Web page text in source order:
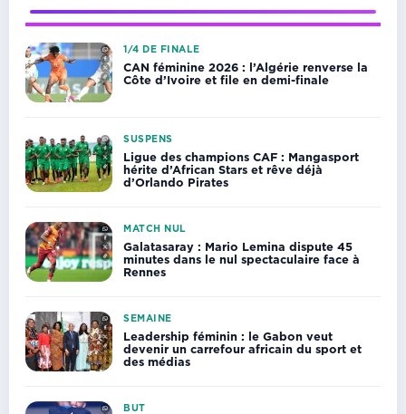
1/4 DE FINALE
CAN féminine 2026 : l’Algérie renverse la
Côte d’Ivoire et file en demi-finale
SUSPENS
Ligue des champions CAF : Mangasport
hérite d’African Stars et rêve déjà
d’Orlando Pirates
MATCH NUL
Galatasaray : Mario Lemina dispute 45
minutes dans le nul spectaculaire face à
Rennes
SEMAINE
Leadership féminin : le Gabon veut
devenir un carrefour africain du sport et
des médias
BUT